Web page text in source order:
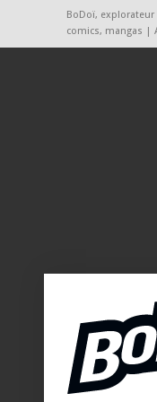
BoDoï, explorateur
comics, mangas |